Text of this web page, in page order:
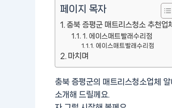
페이지 목자
충북 증평군 매트리스청소 추천업체
1. 에이스매트빨래수리점
에이스매트빨래수리점
마치며
충북 증평군의 매트리스청소업체
소개해 드릴께요.